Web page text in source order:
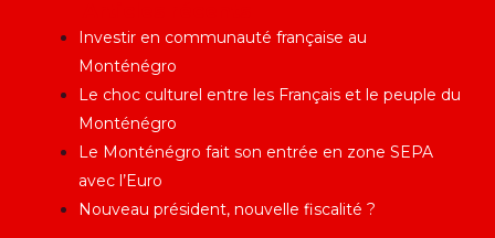
Investir en communauté française au
Monténégro
Le choc culturel entre les Français et le peuple du
Monténégro
Le Monténégro fait son entrée en zone SEPA
avec l’Euro
Nouveau président, nouvelle fiscalité ?